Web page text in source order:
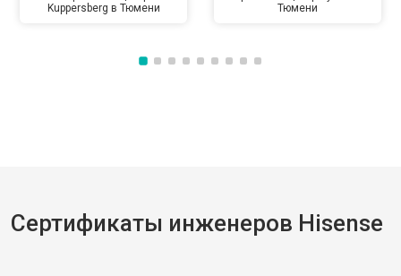
Kuppersberg в Тюмени
Тюмени
Сертификаты инженеров Hisense